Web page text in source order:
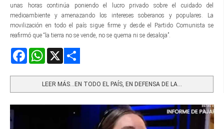
unas horas continúa poniendo el lucro privado sobre el cuidado del
medioambiente y amenazando los intereses soberanos y populares. La
movilización en todo el país sigue firme y desde el Partido Comunista se
reafirmó que “la tierra no se vende, no se quema ni se desaloja”.
FacebookWhatsApp
LEER MÁS…EN TODO EL PAÍS, EN DEFENSA DE LA...